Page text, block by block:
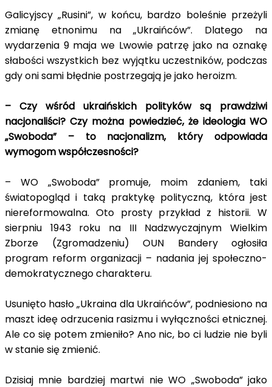
Galicyjscy „Rusini”, w końcu, bardzo boleśnie przeżyli
zmianę etnonimu na „Ukraińców”. Dlatego na
wydarzenia 9 maja we Lwowie patrzę jako na oznakę
słabości wszystkich bez wyjątku uczestników, podczas
gdy oni sami błędnie postrzegają je jako heroizm.
– Czy wśród ukraińskich polityków są prawdziwi
nacjonaliści? Czy można powiedzieć, że ideologia WO
„Swoboda” – to nacjonalizm, który odpowiada
wymogom współczesności?
– WO „Swoboda” promuje, moim zdaniem, taki
światopogląd i taką praktykę polityczną, która jest
niereformowalna. Oto prosty przykład z historii. W
sierpniu 1943 roku na III Nadzwyczajnym Wielkim
Zborze (Zgromadzeniu) OUN Bandery ogłosiła
program reform organizacji – nadania jej społeczno-
demokratycznego charakteru.
Usunięto hasło „Ukraina dla Ukraińców”, podniesiono na
maszt ideę odrzucenia rasizmu i wyłączności etnicznej.
Ale co się potem zmieniło? Ano nic, bo ci ludzie nie byli
w stanie się zmienić.
Dzisiaj mnie bardziej martwi nie WO „Swoboda” jako